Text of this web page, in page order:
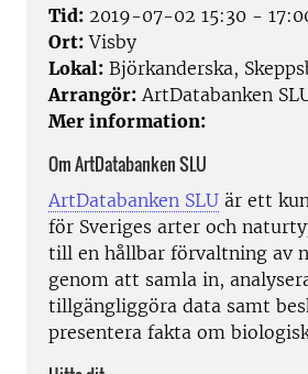
Tid: 2019-07-02 15:30 -
Ort: Visby
Lokal: Björkanderska,
Arrangör: ArtDatabanken
Mer information:
Om ArtDatabanken SLU
ArtDatabanken SLU är ett
för Sveriges arter och
till en hållbar förvaltning av
genom att samla in,
tillgängliggöra data samt
presentera fakta om